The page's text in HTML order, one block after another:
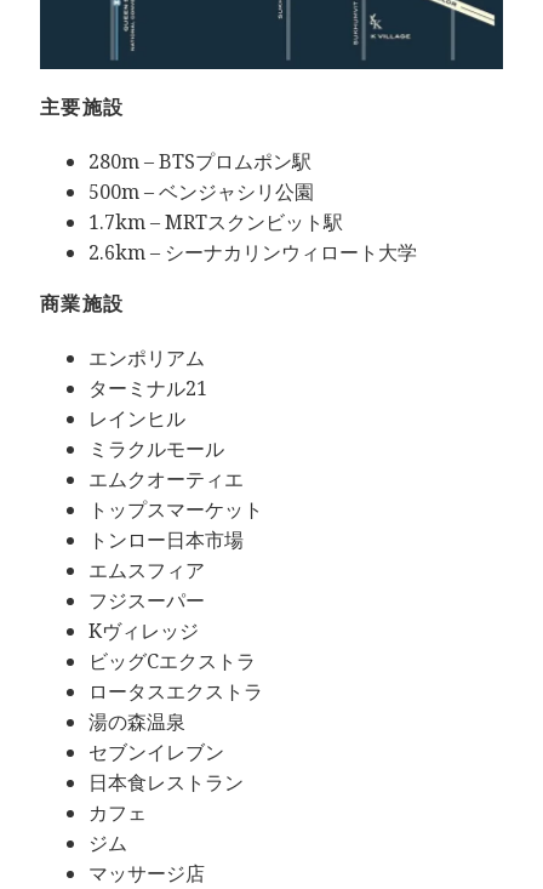
主要施設
280m – BTSプロムポン駅
500m – ベンジャシリ公園
1.7km – MRTスクンビット駅
2.6km – シーナカリンウィロート大学
商業施設
エンポリアム
ターミナル21
レインヒル
ミラクルモール
エムクオーティエ
トップスマーケット
トンロー日本市場
エムスフィア
フジスーパー
Kヴィレッジ
ビッグCエクストラ
ロータスエクストラ
湯の森温泉
セブンイレブン
日本食レストラン
カフェ
ジム
マッサージ店